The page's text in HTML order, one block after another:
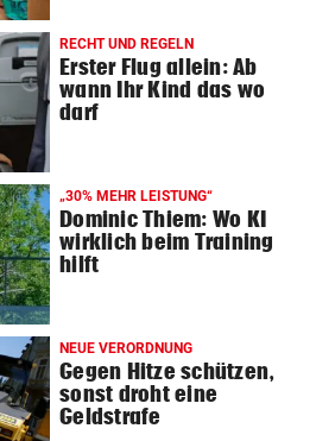
RECHT UND REGELN
Erster Flug allein: Ab
wann Ihr Kind das wo
darf
„30% MEHR LEISTUNG“
Dominic Thiem: Wo KI
wirklich beim Training
hilft
NEUE VERORDNUNG
Gegen Hitze schützen,
sonst droht eine
Geldstrafe